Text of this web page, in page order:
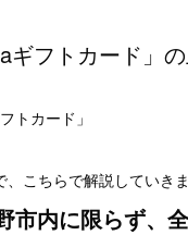
フトカード」
トカード」
こちらで解説していきま
市内に限らず、